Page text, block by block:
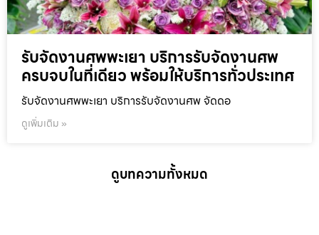
รับจัดงานศพพะเยา บริการรับจัดงานศพ
ครบจบในที่เดียว พร้อมให้บริการทั่วประเทศ
รับจัดงานศพพะเยา บริการรับจัดงานศพ จัดดอ
ดูเพิ่มเติม »
ดูบทความทั้งหมด